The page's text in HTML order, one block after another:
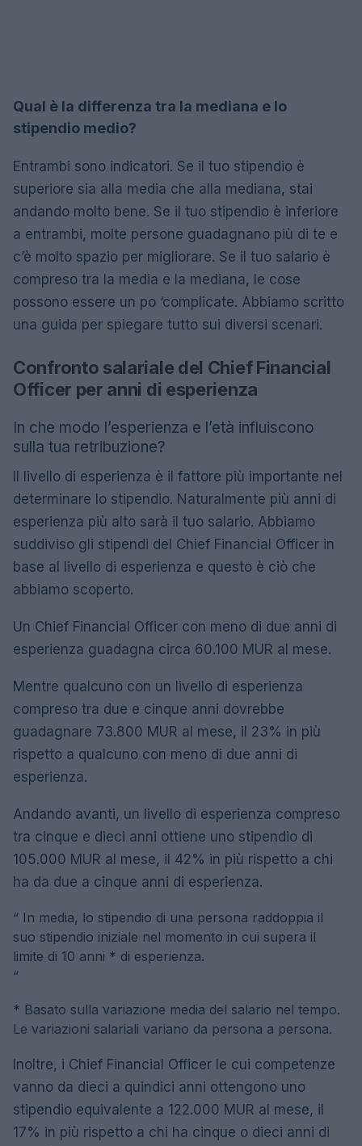
Qual è la differenza tra la mediana e lo
stipendio medio?
Entrambi sono indicatori. Se il tuo stipendio è
superiore sia alla media che alla mediana, stai
andando molto bene. Se il tuo stipendio è inferiore
a entrambi, molte persone guadagnano più di te e
c’è molto spazio per migliorare. Se il tuo salario è
compreso tra la media e la mediana, le cose
possono essere un po ‘complicate. Abbiamo scritto
una guida per spiegare tutto sui diversi scenari.
Confronto salariale del Chief Financial
Officer per anni di esperienza
In che modo l’esperienza e l’età influiscono
sulla tua retribuzione?
Il livello di esperienza è il fattore più importante nel
determinare lo stipendio. Naturalmente più anni di
esperienza più alto sarà il tuo salario. Abbiamo
suddiviso gli stipendi del Chief Financial Officer in
base al livello di esperienza e questo è ciò che
abbiamo scoperto.
Un Chief Financial Officer con meno di due anni di
esperienza guadagna circa 60.100 MUR al mese.
Mentre qualcuno con un livello di esperienza
compreso tra due e cinque anni dovrebbe
guadagnare 73.800 MUR al mese, il 23% in più
rispetto a qualcuno con meno di due anni di
esperienza.
Andando avanti, un livello di esperienza compreso
tra cinque e dieci anni ottiene uno stipendio di
105.000 MUR al mese, il 42% in più rispetto a chi
ha da due a cinque anni di esperienza.
“ In media, lo stipendio di una persona raddoppia il
suo stipendio iniziale nel momento in cui supera il
limite di 10 anni * di esperienza.
“
* Basato sulla variazione media del salario nel tempo.
Le variazioni salariali variano da persona a persona.
Inoltre, i Chief Financial Officer le cui competenze
vanno da dieci a quindici anni ottengono uno
stipendio equivalente a 122.000 MUR al mese, il
17% in più rispetto a chi ha cinque o dieci anni di